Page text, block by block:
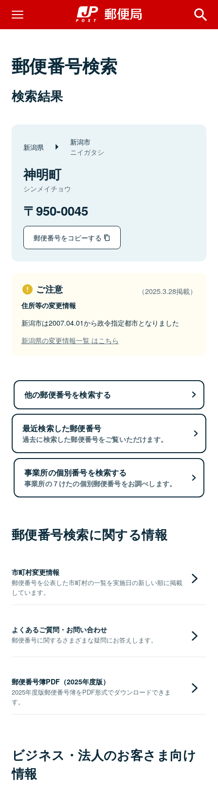
郵便番号検索
検索結果
新潟県 新潟市
ニイガタシ
神明町
シンメイチョウ
950-0045
郵便番号をコピーする
ご注意 （2025.3.28掲載）
住所等の変更情報
新潟市は2007.04.01から政令指定都市となりました
新潟県の変更情報一覧 はこちら
他の郵便番号を検索する
最近検索した郵便番号
過去に検索した郵便番号をご覧いただけます。
事業所の個別番号を検索する
事業所の７けたの個別郵便番号をお調べします。
郵便番号検索に関する情報
市町村変更情報
郵便番号を公表した市町村の一覧を実施日の新しい順に掲載
しています。
よくあるご質問・お問い合わせ
郵便番号に関するさまざまな疑問にお答えします。
郵便番号簿PDF（2025年度版）
2025年度版郵便番号簿をPDF形式でダウンロードできま
す。
ビジネス・法人のお客さま向け
情報